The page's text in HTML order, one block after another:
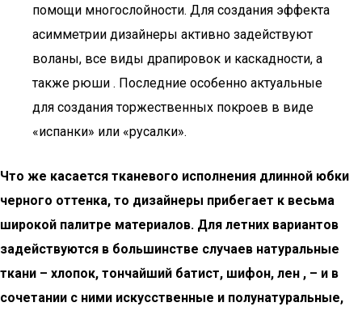
помощи многослойности. Для создания эффекта
асимметрии дизайнеры активно задействуют
воланы, все виды драпировок и каскадности, а
также рюши . Последние особенно актуальные
для создания торжественных покроев в виде
«испанки» или «русалки».
Что же касается тканевого исполнения длинной юбки
черного оттенка, то дизайнеры прибегает к весьма
широкой палитре материалов. Для летних вариантов
задействуются в большинстве случаев натуральные
ткани – хлопок, тончайший батист, шифон, лен , – и в
сочетании с ними искусственные и полунатуральные,